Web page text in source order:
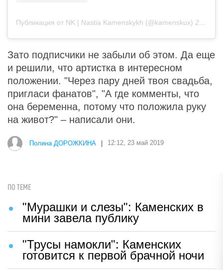
Публикация от NK | Nastia Kamenskykh (@kamenskux) 22 Май 2019 в 5:53 PDT
Зато подписчики не забыли об этом. Да еще
и решили, что артистка в интересном
положении. "Через пару дней твоя cвадьба,
приглacи фанатов", "А где комменты, что
она беременна, потому что положила руку
на живот?" – написали они.
Полина ДОРОЖКИНА | 12:12, 23 май 2019
ПО ТЕМЕ
"Мурашки и слезы": Каменских в
мини завела публику
"Трусы намокли": Каменских
готовится к первой брачной ночи